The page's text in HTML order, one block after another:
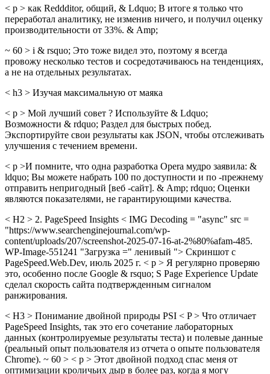
< p > как Reddditor, общий, & Ldquo; В итоге я только что
переработал аналитику, не изменив ничего, и получил оценку
производительности от 33%. & Amp;
~ 60 > i & rsquo; Это тоже видел это, поэтому я всегда
провожу несколько тестов и сосредотачиваюсь на тенденциях,
а не на отдельных результатах.
< h3 > Изучая максимальную от маяка
< p > Мой лучший совет ? Используйте & Ldquo;
Возможности & rdquo; Раздел для быстрых побед.
Экспортируйте свои результаты как JSON, чтобы отслеживать
улучшения с течением времени.
< p >И помните, что одна разработка Opera мудро заявила: &
ldquo; Вы можете набрать 100 по доступности и по -прежнему
отправить непригодный [веб -сайт]. & Amp; rdquo; Оценки
являются показателями, не гарантирующими качества.
< H2 > 2. PageSpeed Insights < IMG Decoding = "async" src =
"https://www.searchenginejournal.com/wp-
content/uploads/207/screenshot-2025-07-16-at-2%80%afam-485.
WP-Image-551241 "Загрузка =" ленивый "> Скриншот с
PageSpeed.Web.Dev, июль 2025 г. < p > Я регулярно проверяю
это, особенно после Google & rsquo; S Page Experience Update
сделал скорость сайта подтвержденным сигналом
ранжирования.
< H3 > Понимание двойной природы PSI < P > Что отличает
PageSpeed Insights, так это его сочетание лабораторных
данных (контролируемые результаты теста) и полевые данные
(реальный опыт пользователя из отчета о опыте пользователя
Chrome). ~ 60 > < p > Этот двойной подход спас меня от
оптимизации кроличьих дыр в более раз, когда я могу